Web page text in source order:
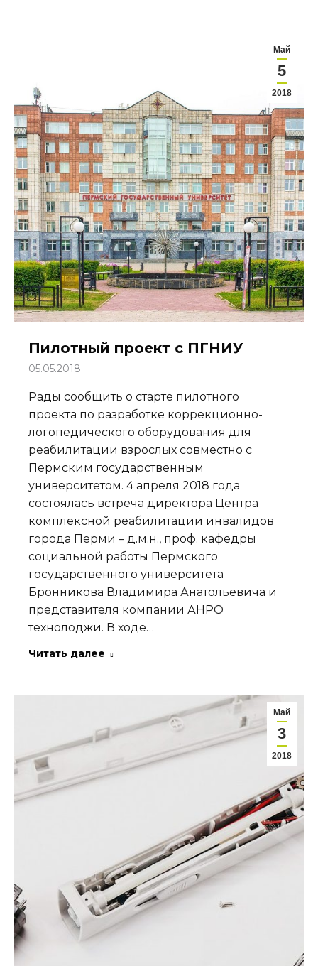
Май
5
2018
Пилотный проект с ПГНИУ
05.05.2018
Рады сообщить о старте пилотного
проекта по разработке коррекционно-
логопедического оборудования для
реабилитации взрослых совместно с
Пермским государственным
университетом. 4 апреля 2018 года
состоялась встреча директора Центра
комплексной реабилитации инвалидов
города Перми – д.м.н., проф. кафедры
социальной работы Пермского
государственного университета
Бронникова Владимира Анатольевича и
представителя компании АНРО
технолоджи. В ходе…
Читать далее
Май
3
2018